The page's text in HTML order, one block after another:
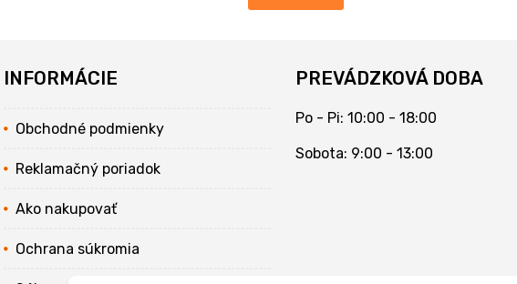
INFORMÁCIE
Obchodné podmienky
Reklamačný poriadok
Ako nakupovať
Ochrana súkromia
PREVÁDZKOVÁ DOBA
Po - Pi: 10:00 - 18:00
Sobota: 9:00 - 13:00